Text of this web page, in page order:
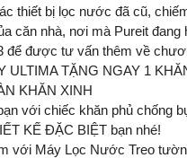
thiết bị lọc nước đã cũ,
nhà, nơi mà Pureit
được tư vấn thêm về
ULTIMA TẶNG NGAY 1
KHĂN XINH
với chiếc khăn phủ
KẾ ĐẶC BIỆT bạn nhé!
với Máy Lọc Nước Treo